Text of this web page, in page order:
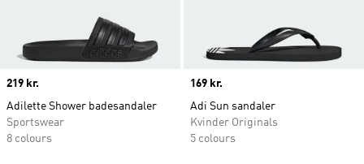
Price
219 kr.
Adilette Shower badesandaler
Sportswear
8 colours
Price
169 kr.
Adi Sun sandaler
Kvinder Originals
5 colours